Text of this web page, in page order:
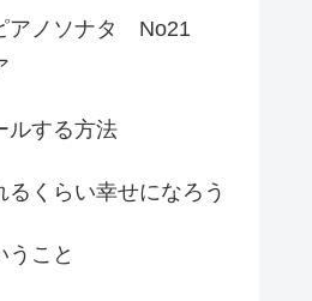
アノソナタ No21
ルする方法
くらい幸せになろう
うこと